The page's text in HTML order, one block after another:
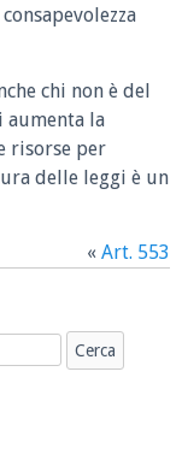
chi non è del
aumenta la
risorse per
delle leggi è un
« Art. 553